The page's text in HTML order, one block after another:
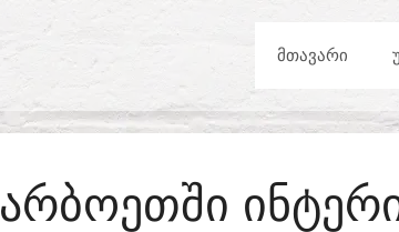
ᲛᲗᲐᲕᲐᲠᲘ
ᲐᲠᲑᲝᲔᲗᲨᲘ